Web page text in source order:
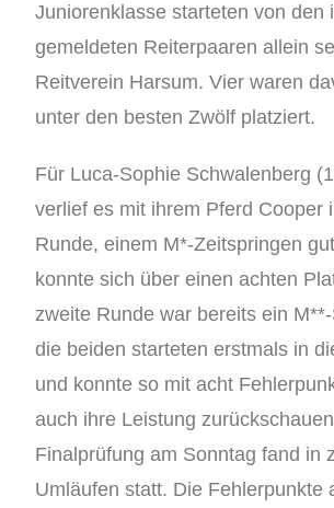
Juniorenklasse starteten von den
gemeldeten Reiterpaaren allein
Reitverein Harsum. Vier waren
unter den besten Zwölf platziert.
Für Luca-Sophie Schwalenberg
verlief es mit ihrem Pferd Cooper
Runde, einem M*-Zeitspringen
konnte sich über einen achten
zweite Runde war bereits ein
die beiden starteten erstmals in
und konnte so mit acht
auch ihre Leistung
Finalprüfung am Sonntag fand in
Umläufen statt. Die Fehlerpunkte